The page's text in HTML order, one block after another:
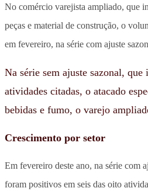
No comércio varejista ampliado, que
peças e material de construção, o
em fevereiro, na série com ajuste
Na série sem ajuste sazonal,
atividades citadas, o atacado
bebidas e fumo, o varejo
Crescimento por setor
Em fevereiro deste ano, na série com
foram positivos em seis das oito